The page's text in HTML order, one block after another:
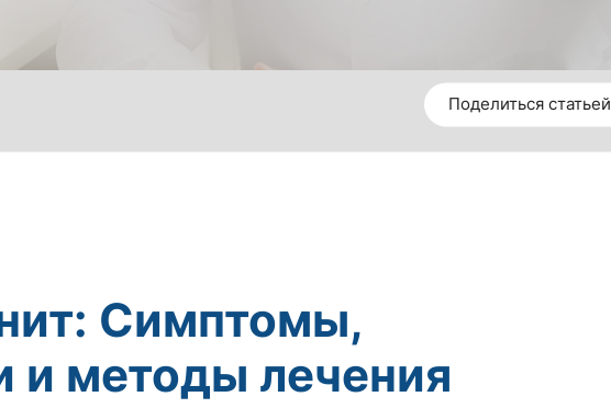
Поделиться статьей
Симптомы,
и методы лечения